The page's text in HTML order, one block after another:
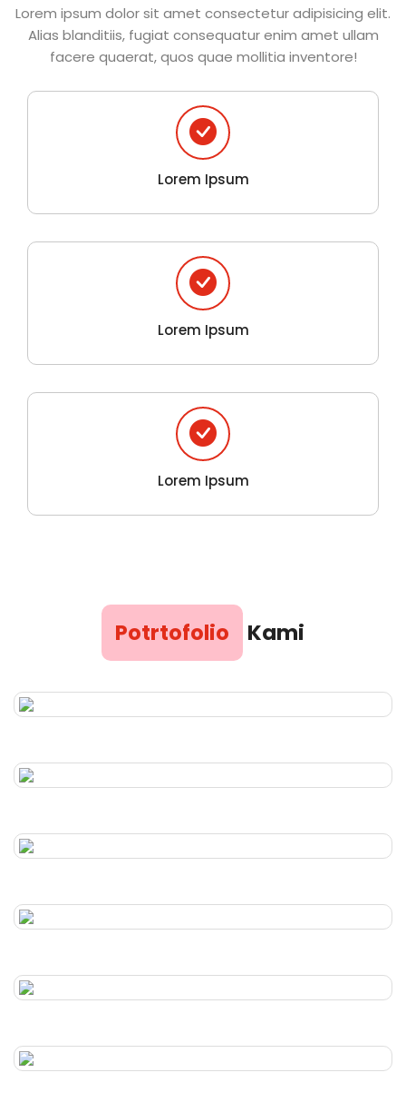
Lorem ipsum dolor sit amet consectetur adipisicing elit.
Alias blanditiis, fugiat consequatur enim amet ullam
facere quaerat, quos quae mollitia inventore!
Lorem Ipsum
Lorem Ipsum
Lorem Ipsum
Potrtofolio Kami